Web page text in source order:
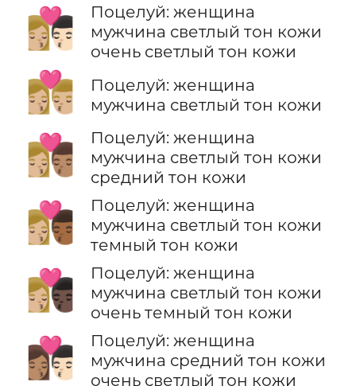
👩🏼‍❤️‍💋‍👨🏻
Поцелуй: женщина
мужчина светлый тон кожи
очень светлый тон кожи
👩🏼‍❤️‍💋‍👨🏼
Поцелуй: женщина
мужчина светлый тон кожи
👩🏼‍❤️‍💋‍👨🏽
Поцелуй: женщина
мужчина светлый тон кожи
средний тон кожи
👩🏼‍❤️‍💋‍👨🏾
Поцелуй: женщина
мужчина светлый тон кожи
темный тон кожи
👩🏼‍❤️‍💋‍👨🏿
Поцелуй: женщина
мужчина светлый тон кожи
очень темный тон кожи
👩🏽‍❤️‍💋‍👨🏻
Поцелуй: женщина
мужчина средний тон кожи
очень светлый тон кожи